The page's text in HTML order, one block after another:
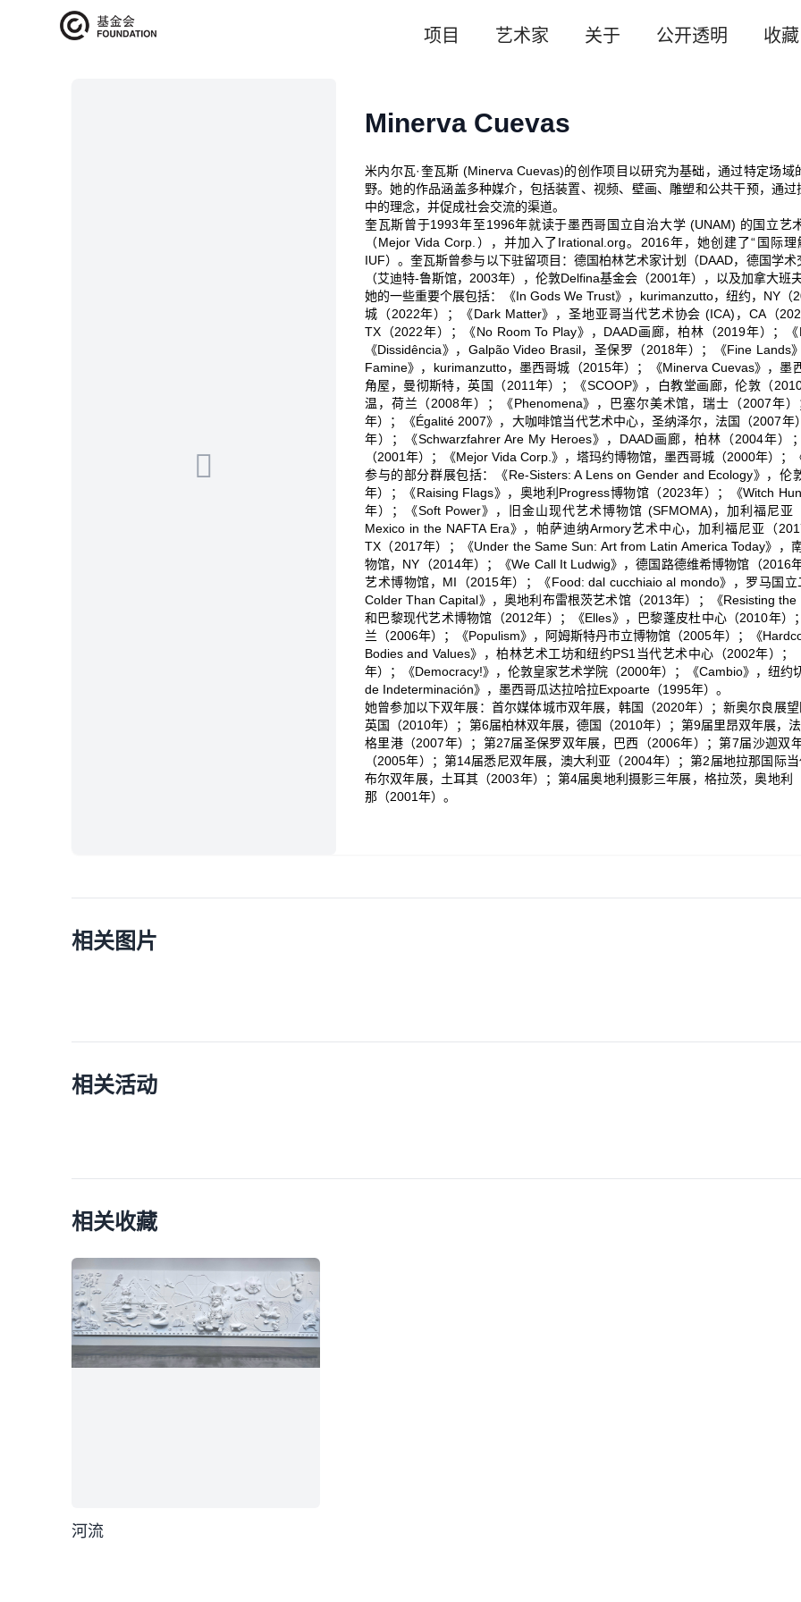
项目 艺术家 关于 公开透明 收藏
艺术家介绍
Minerva Cuevas
米内尔瓦·奎瓦斯 (Minerva Cuevas)的创作项目以研究为基础，通过特定场
野。她的作品涵盖多种媒介，包括装置、视频、壁画、雕塑和公共干预，
中的理念，并促成社会交流的渠道。
奎瓦斯曾于1993年至1996年就读于墨西哥国立自治大学 (UNAM) 的国立艺
（Mejor Vida Corp.），并加入了Irational.org。2016年，她创建了“国际
IUF）。奎瓦斯曾参与以下驻留项目：德国柏林艺术家计划（DAAD，德国学
（艾迪特-鲁斯馆，2003年），伦敦Delfina基金会（2001年），以及加拿大班
她的一些重要个展包括：《In Gods We Trust》，kurimanzutto，纽约，NY
城（2022年）；《Dark Matter》，圣地亚哥当代艺术协会 (ICA)，CA（
TX（2022年）；《No Room To Play》，DAAD画廊，柏林（2019年）；
《Dissidência》，Galpão Video Brasil，圣保罗（2018年）；《Fine
Famine》，kurimanzutto，墨西哥城（2015年）；《Minerva Cuevas》，
角屋，曼彻斯特，英国（2011年）；《SCOOP》，白教堂画廊，伦敦（
温，荷兰（2008年）；《Phenomena》，巴塞尔美术馆，瑞士（2007年
年）；《Égalité 2007》，大咖啡馆当代艺术中心，圣纳泽尔，法国（2007
年）；《Schwarzfahrer Are My Heroes》，DAAD画廊，柏林（2004年
（2001年）；《Mejor Vida Corp.》，塔玛约博物馆，墨西哥城（2000年）
参与的部分群展包括：《Re-Sisters: A Lens on Gender and Ecology》，
年）；《Raising Flags》，奥地利Progress博物馆（2023年）；《Witch
年）；《Soft Power》，旧金山现代艺术博物馆 (SFMOMA)，加利福尼
Mexico in the NAFTA Era》，帕萨迪纳Armory艺术中心，加利福尼亚（
TX（2017年）；《Under the Same Sun: Art from Latin America Today》
物馆，NY（2014年）；《We Call It Ludwig》，德国路德维希博物馆（2016
艺术博物馆，MI（2015年）；《Food: dal cucchiaio al mondo》，罗马国
Colder Than Capital》，奥地利布雷根茨艺术馆（2013年）；《Resisting
和巴黎现代艺术博物馆（2012年）；《Elles》，巴黎蓬皮杜中心（2010年
兰（2006年）；《Populism》，阿姆斯特丹市立博物馆（2005年）；《
Bodies and Values》，柏林艺术工坊和纽约PS1当代艺术中心（2002年）
年）；《Democracy!》，伦敦皇家艺术学院（2000年）；《Cambio》，纽
de Indeterminación》，墨西哥瓜达拉哈拉Expoarte（1995年）。
她曾参加以下双年展：首尔媒体城市双年展，韩国（2020年）；新奥尔良展
英国（2010年）；第6届柏林双年展，德国（2010年）；第9届里昂双年展，
格里港（2007年）；第27届圣保罗双年展，巴西（2006年）；第7届沙迦双
（2005年）；第14届悉尼双年展，澳大利亚（2004年）；第2届地拉那国际
布尔双年展，土耳其（2003年）；第4届奥地利摄影三年展，格拉茨，奥地
那（2001年）。
相关图片
相关活动
相关收藏
河流